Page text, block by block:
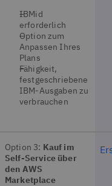
IBMid
erforderlich
Option zum
Anpassen Ihres
Plans
Fähigkeit,
festgeschriebene
IBM-Ausgaben zu
verbrauchen
Option 3: Kauf im
Self-Service über
den AWS
Marketplace